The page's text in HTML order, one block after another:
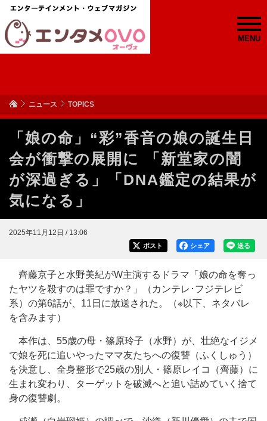
MENU
ニュース TOPICS
「娘の命」“彩”香音の娘の誕生日
会が衝撃の展開に 「新堂家の闇
が深過ぎる」「DNA鑑定の結果が
気になる」
2025年11月12日 / 13:06
送る
シェア
ポスト
齊藤京子と水野美紀がW主演するドラマ「娘の命を奪っ
たヤツを殺すのは罪ですか？」（カンテレ･フジテレビ
系）の第6話が、11日に放送された。（※以下、ネタバレ
を含みます）
本作は、55歳の母・篠原玲子（水野）が、壮絶なイジメ
で娘を死に追いやったママ友たちへの復讐（ふくしゅう）
を決意し、全身整形で25歳の別人・篠原レイコ（齊藤）に
生まれ変わり、ターゲットを破滅へと追い詰めていく捨て
身の復讐劇。